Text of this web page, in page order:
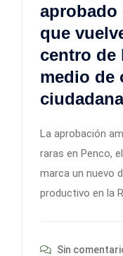
aprobado
que
centro de
medio de
ciudadana
La aprobación
raras en Penco,
marca un nuevo
productivo en la
Sin